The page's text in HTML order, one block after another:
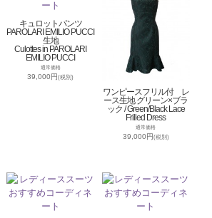
キュロットパンツ
PAROLARI EMILIO PUCCI
生地
Culottes in PAROLARI
EMILIO PUCCI
通常価格
39,000円(税別)
ワンピースフリル付 レ
ース生地 グリーン×ブラ
ック / Green/Black Lace
Frilled Dress
通常価格
39,000円(税別)